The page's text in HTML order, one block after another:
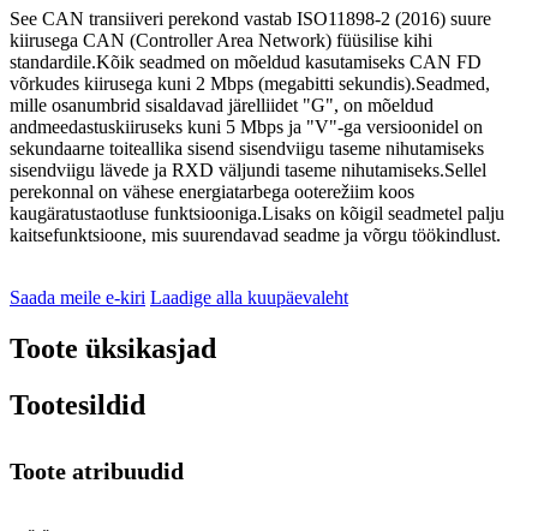
See CAN transiiveri perekond vastab ISO11898-2 (2016) suure
kiirusega CAN (Controller Area Network) füüsilise kihi
standardile.Kõik seadmed on mõeldud kasutamiseks CAN FD
võrkudes kiirusega kuni 2 Mbps (megabitti sekundis).Seadmed,
mille osanumbrid sisaldavad järelliidet "G", on mõeldud
andmeedastuskiiruseks kuni 5 Mbps ja "V"-ga versioonidel on
sekundaarne toiteallika sisend sisendviigu taseme nihutamiseks
sisendviigu lävede ja RXD väljundi taseme nihutamiseks.Sellel
perekonnal on vähese energiatarbega ooterežiim koos
kaugäratustaotluse funktsiooniga.Lisaks on kõigil seadmetel palju
kaitsefunktsioone, mis suurendavad seadme ja võrgu töökindlust.
Saada meile e-kiri Laadige alla kuupäevaleht
Toote üksikasjad
Tootesildid
Toote atribuudid